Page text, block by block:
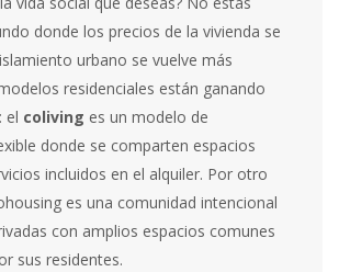
donde los precios de la vivienda se
urbano se vuelve más
residenciales están ganando
el coliving esun modelo de
donde se comparten espacios
incluidos en el alquiler. Por otro
esuna comunidad intencional
con amplios espacios comunes
sus residentes.